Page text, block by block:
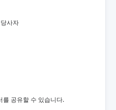
사자
를 공유할 수 있습니다.